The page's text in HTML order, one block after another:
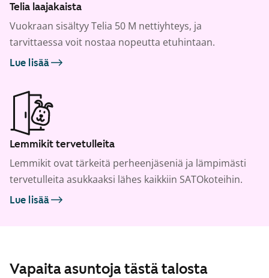
Telia laajakaista
Vuokraan sisältyy Telia 50 M nettiyhteys, ja
tarvittaessa voit nostaa nopeutta etuhintaan.
Lue lisää
Lemmikit tervetulleita
Lemmikit ovat tärkeitä perheenjäseniä ja lämpimästi
tervetulleita asukkaaksi lähes kaikkiin SATOkoteihin.
Lue lisää
Vapaita asuntoja tästä talosta